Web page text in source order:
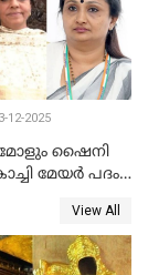
12-2025
മോളും ഷൈനി
മേയർ പദം
View All